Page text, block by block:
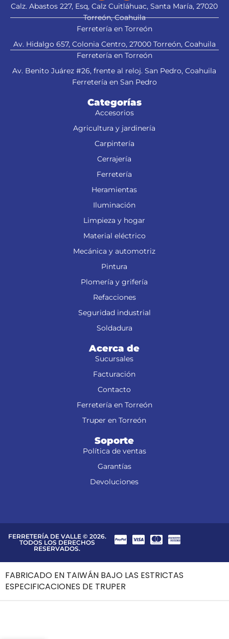
Calz. Abastos 227, Esq, Calz Cuitláhuac, Santa María, 27020
Torreón, Coahuila
Ferretería en Torreón
Av. Hidalgo 657, Colonia Centro, 27000 Torreón, Coahuila
Ferretería en Torreón
Av. Benito Juárez #26, frente al reloj. San Pedro, Coahuila
Ferretería en San Pedro
Categorías
Accesorios
Agricultura y jardinería
Carpintería
Cerrajería
Ferretería
Heramientas
Iluminación
Limpieza y hogar
Material eléctrico
Mecánica y automotriz
Pintura
Plomería y grifería
Refacciones
Seguridad industrial
Soldadura
Acerca de
Sucursales
Facturación
Contacto
Ferretería en Torreón
Truper en Torreón
Soporte
Política de ventas
Garantías
Devoluciones
FERRETERÍA DE VALLE © 2026.
TODOS LOS DERECHOS
RESERVADOS.
FABRICADO EN TAIWÁN BAJO LAS ESTRICTAS
ESPECIFICACIONES DE TRUPER